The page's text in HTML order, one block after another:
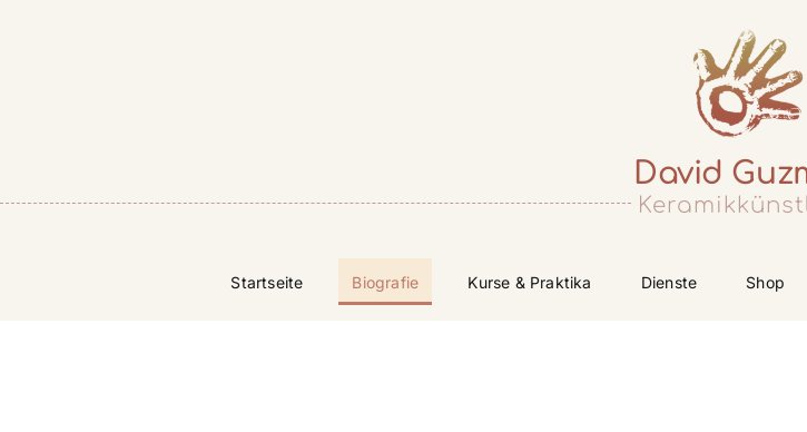
David
Startseite Biografie Kurse & Praktika Dienste Shop